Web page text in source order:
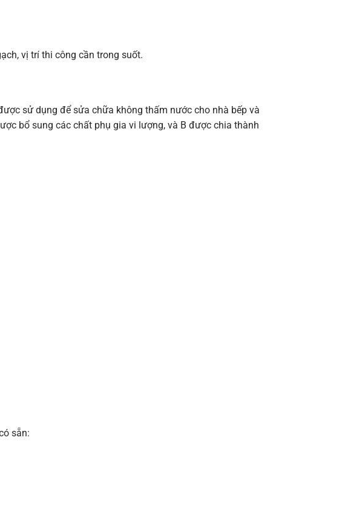
vị trí thi công cần trong suốt.
sử dụng để sửa chữa không thấm nước cho nhà bếp và
bổ sung các chất phụ gia vi lượng, và B được chia thành
sẵn: